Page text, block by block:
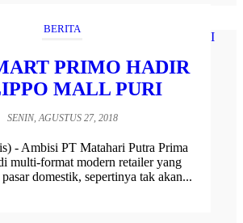
BERITA
PRIMO HADIR
MALL PURI
SENIN, AGUSTUS 27, 2018
- Ambisi PT Matahari Putra Prima
multi-format modern retailer yang
domestik, sepertinya tak akan...